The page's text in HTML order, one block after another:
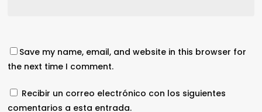
Save my name, email, and website in this browser for
the next time I comment.
Recibir un correo electrónico con los siguientes
comentarios a esta entrada.